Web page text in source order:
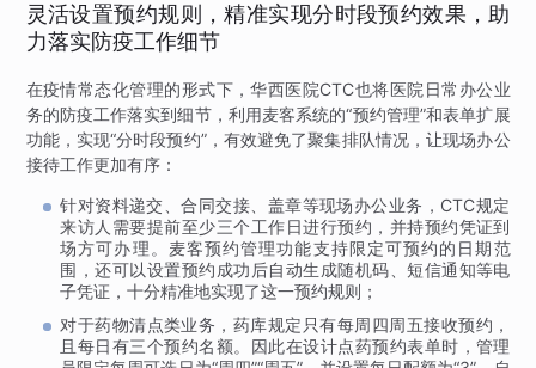
灵活设置预约规则，精准实现分时段预约效果，助
力落实防疫工作细节
在疫情常态化管理的形式下，华西医院CTC也将医院日常办公业
务的防疫工作落实到细节，利用麦客系统的“预约管理”和表单扩展
功能，实现“分时段预约”，有效避免了聚集排队情况，让现场办公
接待工作更加有序：
针对资料递交、合同交接、盖章等现场办公业务，CTC规定
来访人需要提前至少三个工作日进行预约，并持预约凭证到
场方可办理。麦客预约管理功能支持限定可预约的日期范
围，还可以设置预约成功后自动生成随机码、短信通知等电
子凭证，十分精准地实现了这一预约规则；
对于药物清点类业务，药库规定只有每周四周五接收预约，
且每日有三个预约名额。因此在设计点药预约表单时，管理